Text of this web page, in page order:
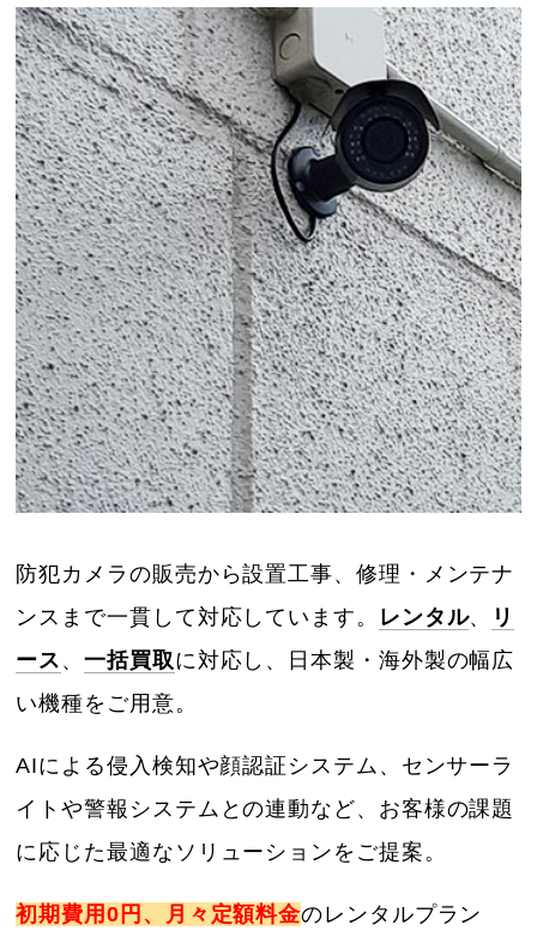
防犯カメラの販売から設置工事、修理・メンテナ
ンスまで一貫して対応しています。
レンタル、
リ
ース 、一括買取に対応し、日本製・海外製の幅広
い機種をご用意。
AIによる侵入検知や顔認証システム、センサーラ
イトや警報システムとの連動など、お客様の課題
に応じた最適なソリューションをご提案。
初期費用0円、月々定額料金のレンタルプラン